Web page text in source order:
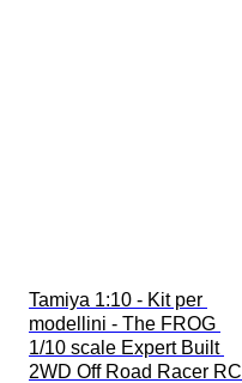
Tamiya 1:10 - Kit per
modellini - The FROG
1/10 scale Expert Built
2WD Off Road Racer RC